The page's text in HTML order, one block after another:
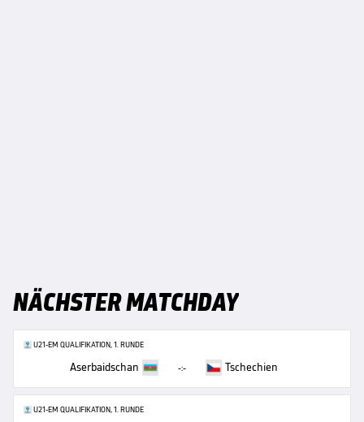
NÄCHSTER MATCHDAY
U21-EM QUALIFIKATION, 1. RUNDE
Aserbaidschan -:- Tschechien
U21-EM QUALIFIKATION, 1. RUNDE